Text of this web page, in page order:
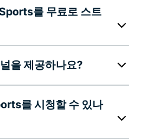
를 무료로 스트
을 제공하나요?
를 시청할 수 있나